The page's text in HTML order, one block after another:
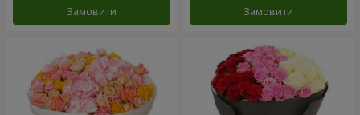
Замовити Замовити